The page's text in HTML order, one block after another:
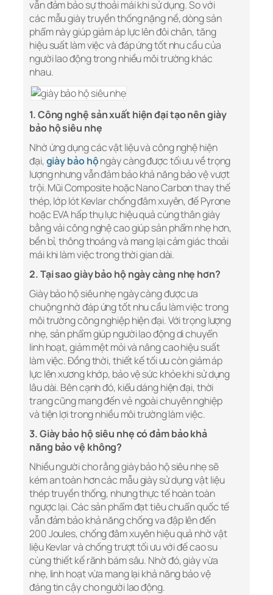
vẫn đảm bảo sự thoải mái khi sử dụng. So với
các mẫu giày truyền thống nặng nề, dòng sản
phẩm này giúp giảm áp lực lên đôi chân, tăng
hiệu suất làm việc và đáp ứng tốt nhu cầu của
người lao động trong nhiều môi trường khác
nhau.
1. Công nghệ sản xuất hiện đại tạo nên giày
bảo hộ siêu nhẹ
Nhờ ứng dụng các vật liệu và công nghệ hiện
đại, giày bảo hộngày càng được tối ưu về trọng
lượng nhưng vẫn đảm bảo khả năng bảo vệ vượt
trội. Mũi Composite hoặc Nano Carbon thay thế
thép, lớp lót Kevlar chống đâm xuyên, đế Pyrone
hoặc EVA hấp thụ lực hiệu quả cùng thân giày
bằng vải công nghệ cao giúp sản phẩm nhẹ hơn,
bền bỉ, thông thoáng và mang lại cảm giác thoải
mái khi làm việc trong thời gian dài.
2. Tại sao giày bảo hộ ngày càng nhẹ hơn?
Giày bảo hộ siêu nhẹ ngày càng được ưa
chuộng nhờ đáp ứng tốt nhu cầu làm việc trong
môi trường công nghiệp hiện đại. Với trọng lượng
nhẹ, sản phẩm giúp người lao động di chuyển
linh hoạt, giảm mệt mỏi và nâng cao hiệu suất
làm việc. Đồng thời, thiết kế tối ưu còn giảm áp
lực lên xương khớp, bảo vệ sức khỏe khi sử dụng
lâu dài. Bên cạnh đó, kiểu dáng hiện đại, thời
trang cũng mang đến vẻ ngoài chuyên nghiệp
và tiện lợi trong nhiều môi trường làm việc.
3. Giày bảo hộ siêu nhẹ có đảm bảo khả
năng bảo vệ không?
Nhiều người cho rằng giày bảo hộ siêu nhẹ sẽ
kém an toàn hơn các mẫu giày sử dụng vật liệu
thép truyền thống, nhưng thực tế hoàn toàn
ngược lại. Các sản phẩm đạt tiêu chuẩn quốc tế
vẫn đảm bảo khả năng chống va đập lên đến
200 Joules, chống đâm xuyên hiệu quả nhờ vật
liệu Kevlar và chống trượt tối ưu với đế cao su
cùng thiết kế rãnh bám sâu. Nhờ đó, giày vừa
nhẹ, linh hoạt vừa mang lại khả năng bảo vệ
đáng tin cậy cho người lao động.